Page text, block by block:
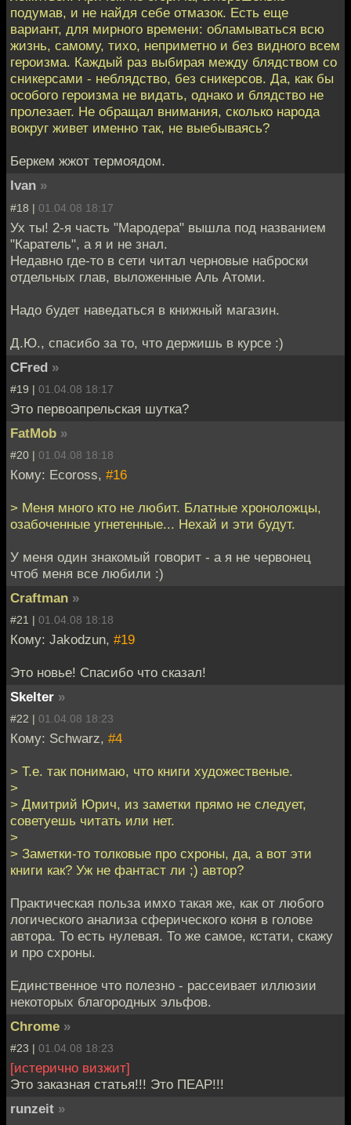
подумав, и не найдя себе отмазок. Есть еще
вариант, для мирного времени: обламываться всю
жизнь, самому, тихо, неприметно и без видного всем
героизма. Каждый раз выбирая между блядством со
сникерсами - неблядство, без сникерсов. Да, как бы
особого героизма не видать, однако и блядство не
пролезает. Не обращал внимания, сколько народа
вокруг живет именно так, не выебываясь?
Беркем жжот термоядом.
Ivan »
#18 | 01.04.08 18:17
Ух ты! 2-я часть "Мародера" вышла под названием
"Каратель", а я и не знал.
Недавно где-то в сети читал черновые наброски
отдельных глав, выложенные Аль Атоми.
Надо будет наведаться в книжный магазин.
Д.Ю., спасибо за то, что держишь в курсе :)
CFred »
#19 | 01.04.08 18:17
Это первоапрельская шутка?
FatMob »
#20 | 01.04.08 18:18
Кому: Ecoross, #16
> Меня много кто не любит. Блатные хроноложцы,
озабоченные угнетенные... Нехай и эти будут.
У меня один знакомый говорит - а я не червонец
чтоб меня все любили :)
Craftman »
#21 | 01.04.08 18:18
Кому: Jakodzun, #19
Это новье! Спасибо что сказал!
Skelter »
#22 | 01.04.08 18:23
Кому: Schwarz, #4
> Т.е. так понимаю, что книги художественые.
>
> Дмитрий Юрич, из заметки прямо не следует,
советуешь читать или нет.
>
> Заметки-то толковые про схроны, да, а вот эти
книги как? Уж не фантаст ли ;) автор?
Практическая польза имхо такая же, как от любого
логического анализа сферического коня в голове
автора. То есть нулевая. То же самое, кстати, скажу
и про схроны.
Единственное что полезно - рассеивает иллюзии
некоторых благородных эльфов.
Chrome »
#23 | 01.04.08 18:23
[истерично визжит]
Это заказная статья!!! Это ПЕАР!!!
runzeit »